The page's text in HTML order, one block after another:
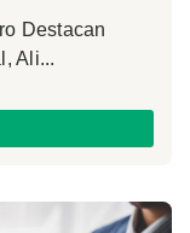
Destacan
Ali...